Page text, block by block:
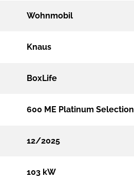
Wohnmobil
Knaus
BoxLife
600 ME Platinum Selection
12/2025
103 kW